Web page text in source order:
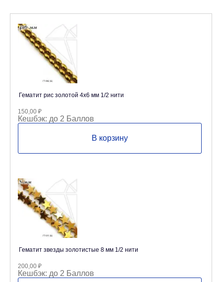
Гематит рис золотой 4х6 мм 1/2 нити
150,00 ₽
Кешбэк: до 2 Баллов
В корзину
Гематит звезды золотистые 8 мм 1/2 нити
200,00 ₽
Кешбэк: до 2 Баллов